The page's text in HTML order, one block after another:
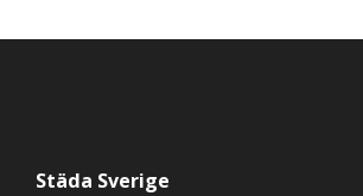
Städa Sverige